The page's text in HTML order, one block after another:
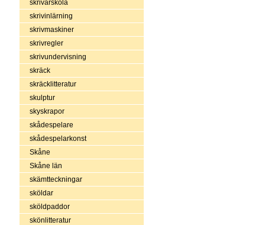
skrivarskola
skrivinlärning
skrivmaskiner
skrivregler
skrivundervisning
skräck
skräcklitteratur
skulptur
skyskrapor
skådespelare
skådespelarkonst
Skåne
Skåne län
skämtteckningar
sköldar
sköldpaddor
skönlitteratur